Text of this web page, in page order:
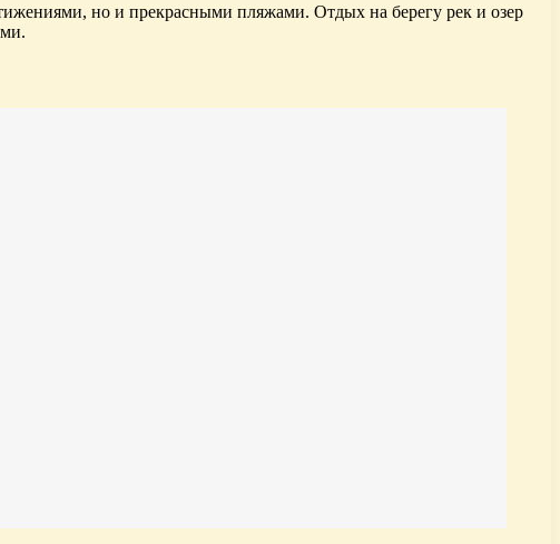
но и прекрасными пляжами. Отдых на берегу рек и озер